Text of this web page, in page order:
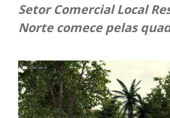
Setor Comercial Local
Norte comece pelas